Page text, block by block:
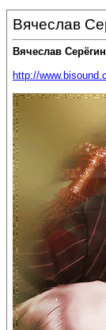
Вячеслав
Вячеслав
http://